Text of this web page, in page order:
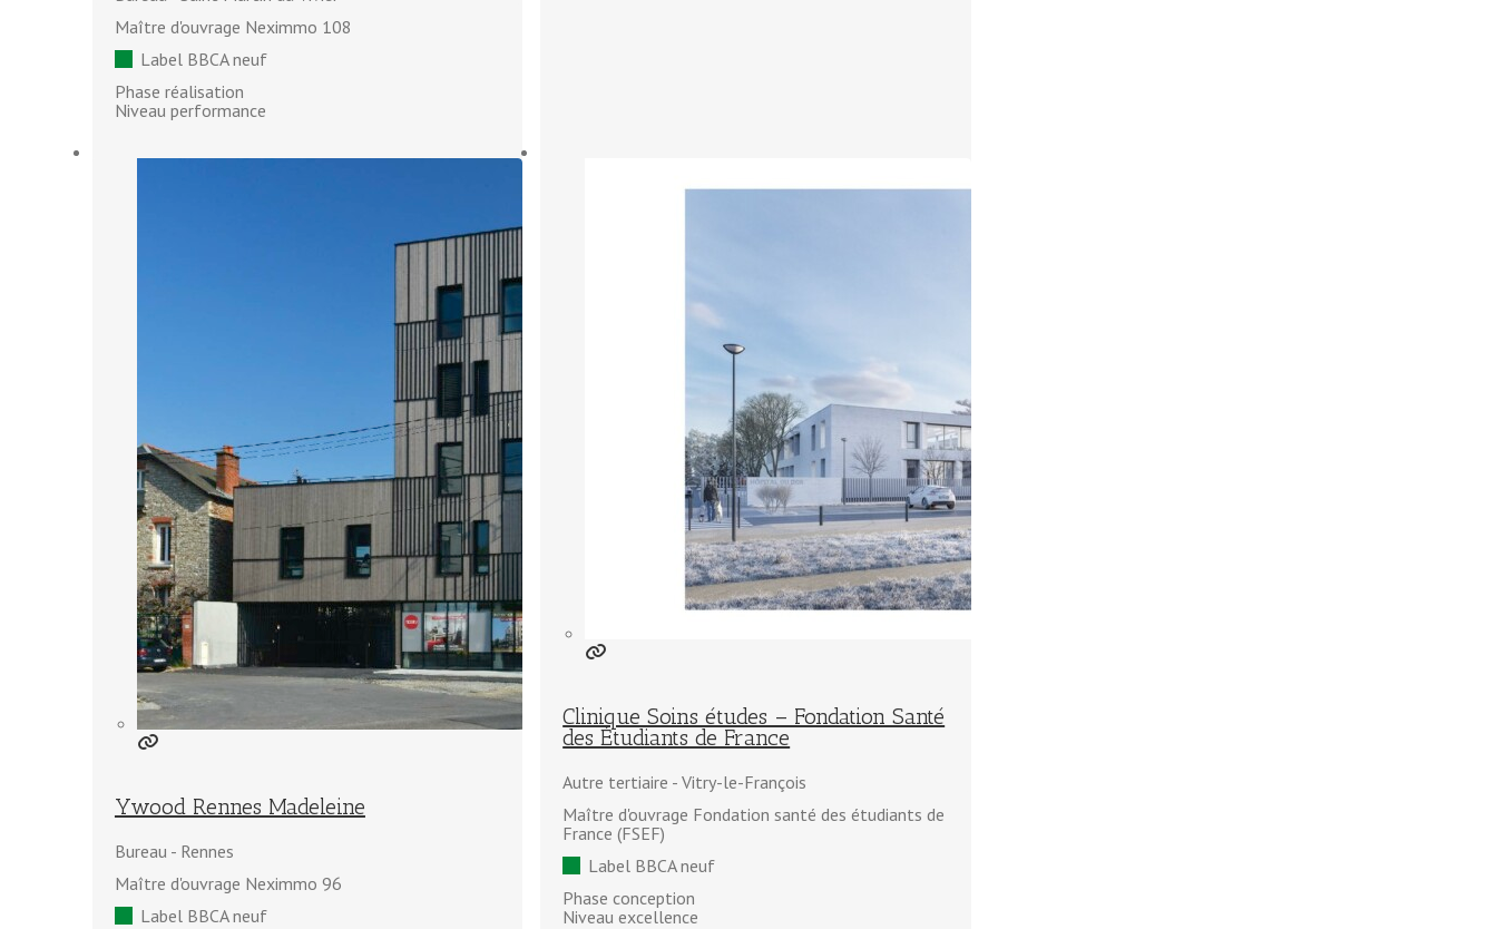
Maître d'ouvrage Neximmo 108
Label BBCA neuf
Phase réalisation
Niveau performance
Ywood Rennes Madeleine
Bureau
Rennes
Maître d'ouvrage Neximmo 96
Label BBCA neuf
Clinique Soins études – Fondation Santé
des Étudiants de France
Autre tertiaire
Vitry-le-François
Maître d'ouvrage Fondation santé des étudiants de
France (FSEF)
Label BBCA neuf
Phase conception
Niveau excellence